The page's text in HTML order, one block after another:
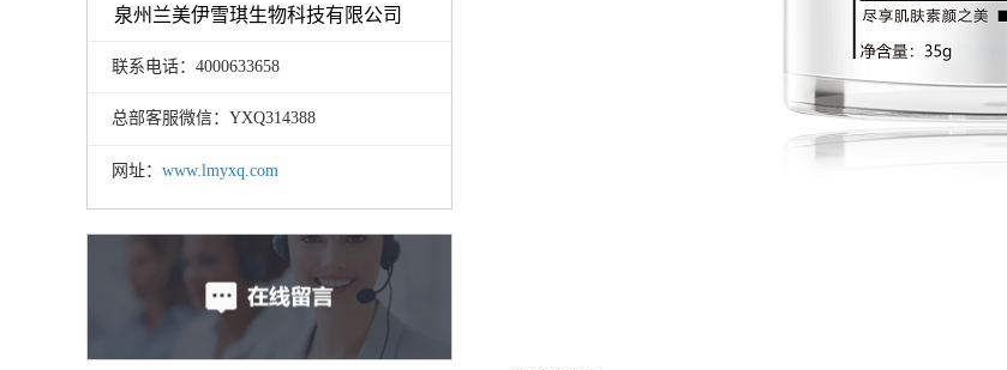
泉州兰美伊雪琪生物科技有限公司
联系电话：4000633658
总部客服微信：YXQ314388
网址： www.lmyxq.com